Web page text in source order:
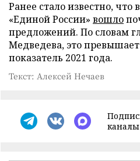
Ранее стало известно,
«Единой России» вошло
предложений. По словам
Медведева, это
показатель 2021 года.
Текст: Алексей Нечаев
каналы